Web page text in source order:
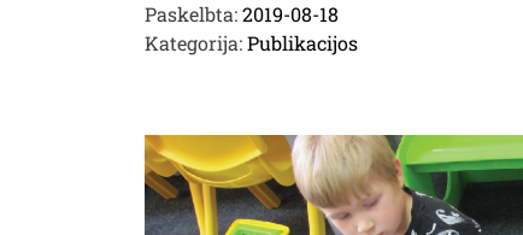
Paskelbta:2019-08-18
Kategorija:Publikacijos